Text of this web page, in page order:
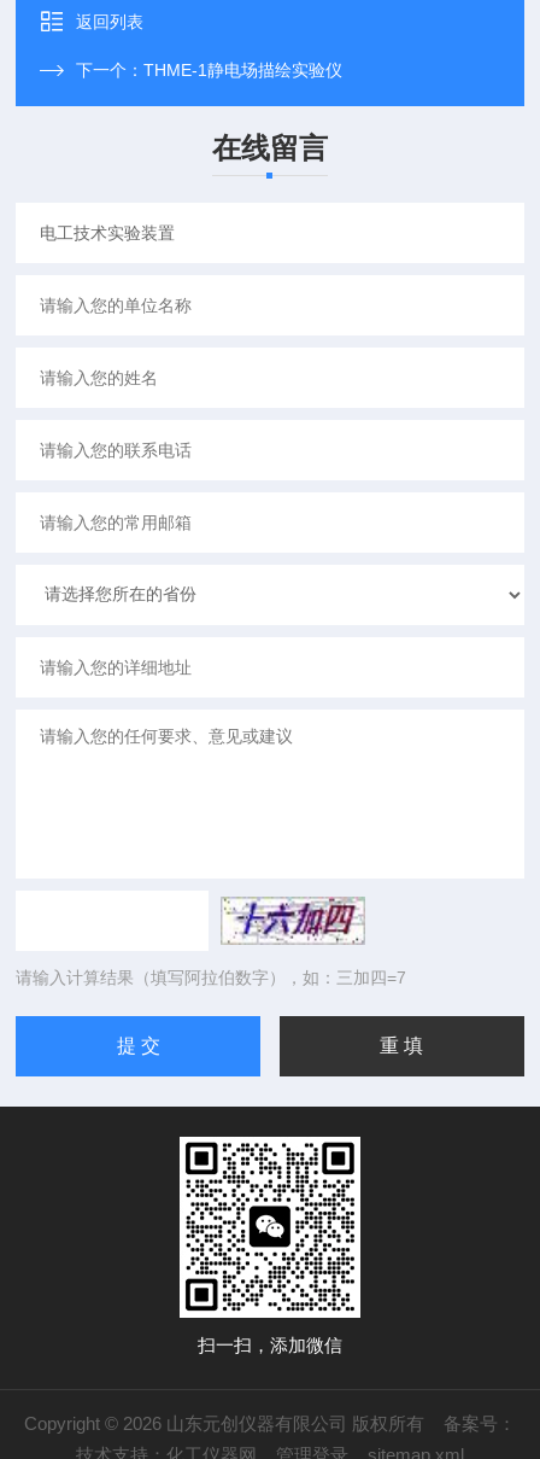
返回列表
下一个：THME-1静电场描绘实验仪
在线留言
请输入计算结果（填写阿拉伯数字），如：三加四=7
扫一扫，添加微信
Copyright © 2026 山东元创仪器有限公司 版权所有 备案号：
技术支持： 化工仪器网 管理登录 sitemap.xml